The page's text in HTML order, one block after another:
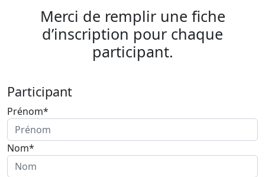
Merci de remplir une fiche
d’inscription pour chaque
participant.
Participant
Prénom*
Nom*